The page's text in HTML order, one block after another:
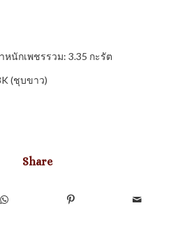
หนักเพชรรวม: 3.35 กะรัต
(ชุบขาว)
Share